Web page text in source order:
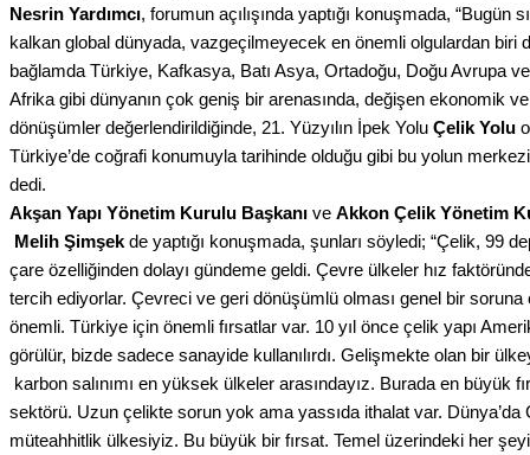
Nesrin Yardımcı, forumun açılışında yaptığı konuşmada, “Bugün
kalkan global dünyada, vazgeçilmeyecek en önemli olgulardan biri
bağlamda Türkiye, Kafkasya, Batı Asya, Ortadoğu, Doğu Avrupa
Afrika gibi dünyanın çok geniş bir arenasında, değişen ekonomik
dönüşümler değerlendirildiğinde, 21. Yüzyılın İpek Yolu Çelik Yolu
Türkiye’de coğrafi konumuyla tarihinde olduğu gibi bu yolun
dedi.
Akşan Yapı Yönetim Kurulu Başkanı ve Akkon Çelik Yönetim
Melih Şimşek de yaptığı konuşmada, şunları söyledi; “Çelik, 99
çare özelliğinden dolayı gündeme geldi. Çevre ülkeler hız
tercih ediyorlar. Çevreci ve geri dönüşümlü olması genel bir soruna
önemli. Türkiye için önemli fırsatlar var. 10 yıl önce çelik yapı
görülür, bizde sadece sanayide kullanılırdı. Gelişmekte olan bir
karbon salınımı en yüksek ülkeler arasındayız. Burada en büyük
sektörü. Uzun çelikte sorun yok ama yassıda ithalat var. Dünya’da
müteahhitlik ülkesiyiz. Bu büyük bir fırsat. Temel üzerindeki her